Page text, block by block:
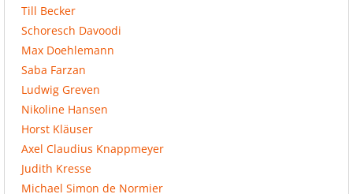
Till Becker
Schoresch Davoodi
Max Doehlemann
Saba Farzan
Ludwig Greven
Nikoline Hansen
Horst Kläuser
Axel Claudius Knappmeyer
Judith Kresse
Michael Simon de Normier